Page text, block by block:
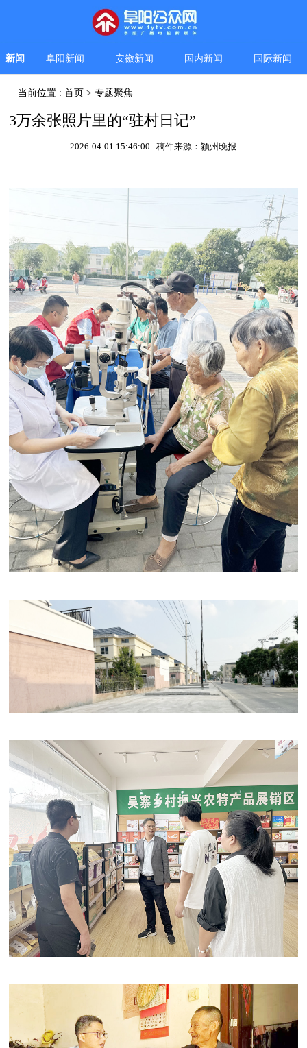
新闻 阜阳新闻 安徽新闻 国内新闻 国际新闻
当前位置 :首页 >专题聚焦
3万余张照片里的“驻村日记”
2026-04-01 15:46:00 稿件来源：颍州晚报